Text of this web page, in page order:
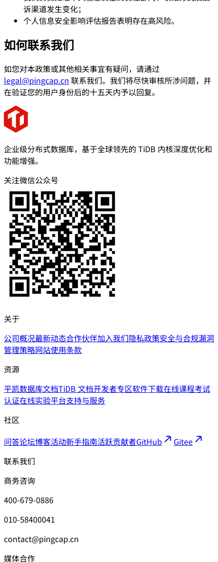
诉渠道发生变化；
个人信息安全影响评估报告表明存在高风险。
如何联系我们
如您对本政策或其他相关事宜有疑问，请通过
legal@pingcap.cn 联系我们。我们将尽快审核所涉问题，并
在验证您的用户身份后的十五天内予以回复。
企业级分布式数据库，基于全球领先的 TiDB 内核深度优化和
功能增强。
关注微信公众号
关于
公司概况最新动态合作伙伴加入我们隐私政策安全与合规漏洞
管理策略网站使用条款
资源
平凯数据库文档TiDB 文档开发者专区软件下载在线课程考试
认证在线实验平台支持与服务
社区
问答论坛博客活动新手指南活跃贡献者GitHub
Gitee
联系我们
商务咨询
400-679-0886
010-58400041
contact@pingcap.cn
媒体合作